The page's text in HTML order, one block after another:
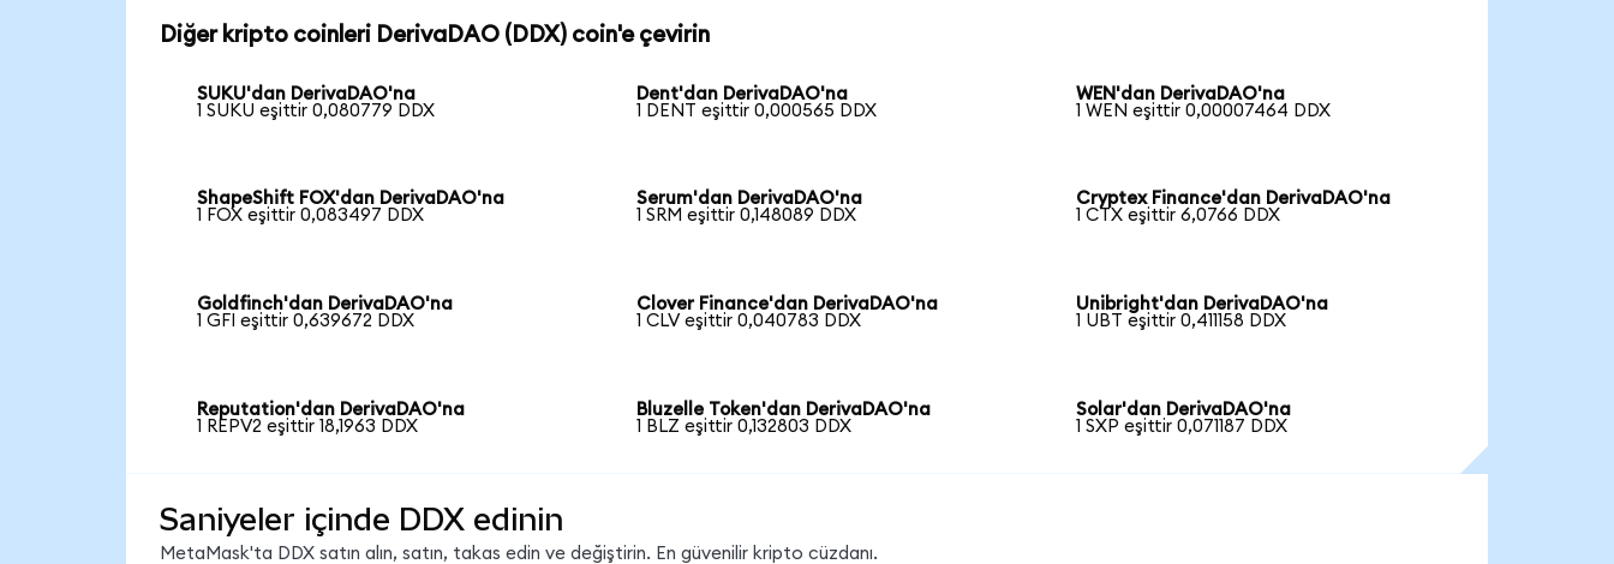
Diğer kripto coinleri DerivaDAO (DDX) coin'e çevirin
SUKU'dan DerivaDAO'na
1 SUKU eşittir 0,080779 DDX
Dent'dan DerivaDAO'na
1 DENT eşittir 0,000565 DDX
WEN'dan DerivaDAO'na
1 WEN eşittir 0,00007464 DDX
ShapeShift FOX'dan DerivaDAO'na
1 FOX eşittir 0,083497 DDX
Serum'dan DerivaDAO'na
1 SRM eşittir 0,148089 DDX
Cryptex Finance'dan DerivaDAO'na
1 CTX eşittir 6,0766 DDX
Goldfinch'dan DerivaDAO'na
1 GFI eşittir 0,639672 DDX
Clover Finance'dan DerivaDAO'na
1 CLV eşittir 0,040783 DDX
Unibright'dan DerivaDAO'na
1 UBT eşittir 0,411158 DDX
Reputation'dan DerivaDAO'na
1 REPV2 eşittir 18,1963 DDX
Bluzelle Token'dan DerivaDAO'na
1 BLZ eşittir 0,132803 DDX
Solar'dan DerivaDAO'na
1 SXP eşittir 0,071187 DDX
Saniyeler içinde DDX edinin
MetaMask'ta DDX satın alın, satın, takas edin ve değiştirin. En güvenilir kripto cüzdanı.